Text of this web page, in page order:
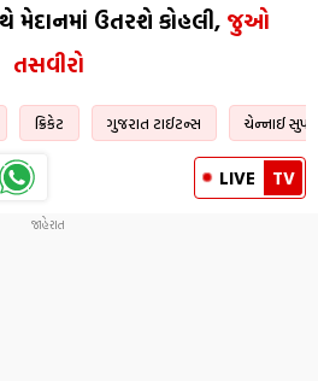
મેદાનમાં ઉતરશે કોહલી, જુઓ
તસવીરો
ક્રિકેટ ગુજરાત ટાઈટન્સ ચેન્નાઈ સુપર
LIVE TV